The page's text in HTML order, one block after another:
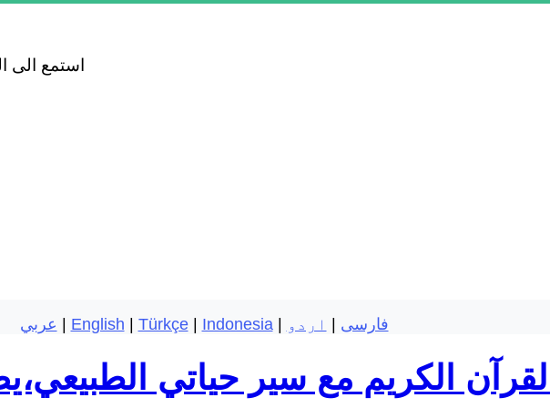
استمع الى
عربي | English | Türkçe| Indonesia | فارسی | اردو
الكريم مع سير حياتي